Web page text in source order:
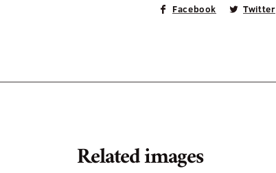
Facebook Twitter
Related images